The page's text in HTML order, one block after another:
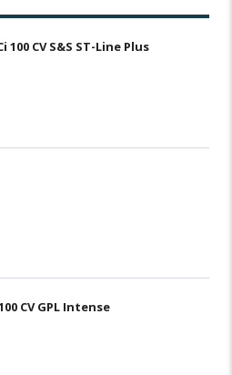
100 CV S&S ST-Line Plus
CV GPL Intense